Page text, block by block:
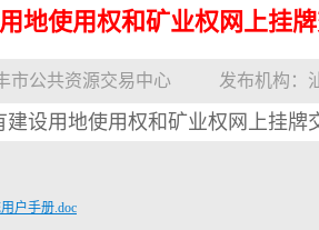
地使用权和矿业权网上挂
市公共资源交易中心 发布机构：
建设用地使用权和矿业权网上挂牌
户手册.doc